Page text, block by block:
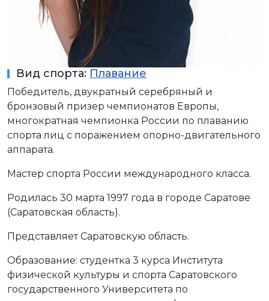
Вид спорта: Плавание
Победитель, двукратный серебряный и
бронзовый призер чемпионатов Европы,
многократная чемпионка России по плаванию
спорта лиц с поражением опорно-двигательного
аппарата.
Мастер спорта России международного класса.
Родилась 30 марта 1997 года в городе Саратове
(Саратовская область).
Представляет Саратовскую область.
Образование: студентка 3 курса Института
физической культуры и спорта Саратовского
государственного Университета по